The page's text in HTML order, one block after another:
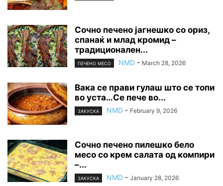
Сочно печено јагнешко со ориз,
спанаќ и млад кромид –
традиционален...
ПЕЧЕНО МЕСО NMD - March 28, 2026
Вака се прави гулаш што се топи
во уста…Се пече во...
ЗАКУСКА NMD - February 9, 2026
Сочно печено пилешко бело
месо со крем салата од компири
–...
ЗАКУСКА NMD - January 28, 2026